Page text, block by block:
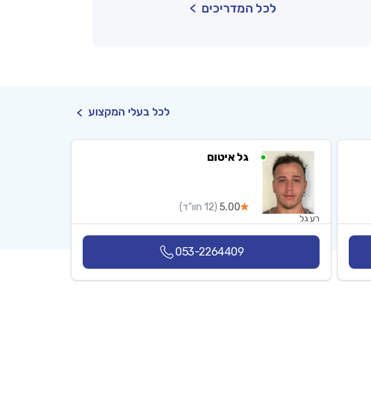
לכל המדריכים
לכל בעלי המקצוע
גל איטום
5.00 (12 חוו"ד)
רע גל
053-2264409